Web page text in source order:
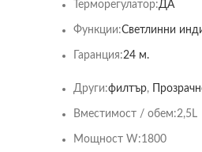
Терморегулатор:ДА
Функции:Светлинни
Гаранция:24 м.
Други:филтър,
Вместимост / обем:2,5L
Мощност W:1800